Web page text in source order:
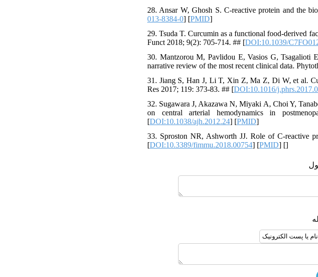
28. Ansar W, Ghosh S. C-reactive protein and the
013-8384-0] [PMID]
29. Tsuda T. Curcumin as a functional food-derived
Funct 2018; 9(2): 705-714. ## [DOI:10.1039/
30. Mantzorou M, Pavlidou E, Vasios G, Tsagalioti
narrative review of the most recent clinical data.
31. Jiang S, Han J, Li T, Xin Z, Ma Z, Di W, et al.
Res 2017; 119: 373-83. ## [DOI:10.1016/
32. Sugawara J, Akazawa N, Miyaki A, Choi Y,
on central arterial hemodynamics in
[DOI:10.1038/ajh.2012.24] [PMID]
33. Sproston NR, Ashworth JJ. Role of C-reactive
[DOI:10.3389/fimmu.2018.00754] [PMID] []